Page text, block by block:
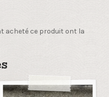
acheté ce produit ont la